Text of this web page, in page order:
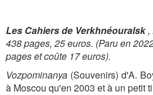
Les Cahiers de Verkhnéouralsk,
438 pages, 25 euros. (Paru en
pages et coûte 17 euros).
Vozpominanya (Souvenirs) d'A.
à Moscou qu'en 2003 et à un petit